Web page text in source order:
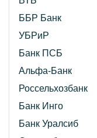
ББР Банк
УБРиР
Банк ПСБ
Альфа-Банк
Россельхозбанк
Банк Инго
Банк Уралсиб